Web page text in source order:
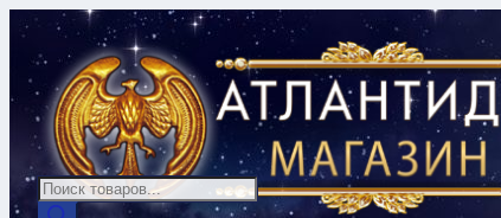
Перейти
к
навигации
Перейти
к
содержимому
Поиск
товаров